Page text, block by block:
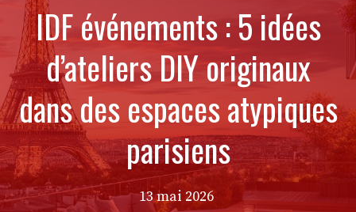
IDF événements : 5 idées
d’ateliers DIY originaux
dans des espaces atypiques
parisiens
13 mai 2026